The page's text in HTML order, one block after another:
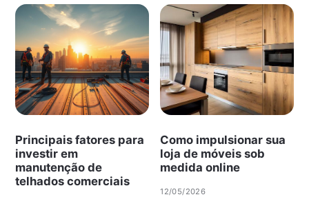
Principais fatores para
investir em
manutenção de
telhados comerciais
Como impulsionar sua
loja de móveis sob
medida online
12/05/2026